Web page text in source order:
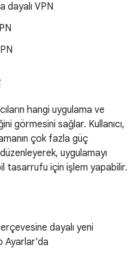
dayalı VPN
hangi uygulama ve
görmesini sağlar. Kullanıcı,
çok fazla güç
uygulamayı
tasarrufu için işlem yapabilir.
dayalı yeni
Ayarlar'da